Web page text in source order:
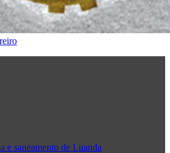
e saneamento de Luanda